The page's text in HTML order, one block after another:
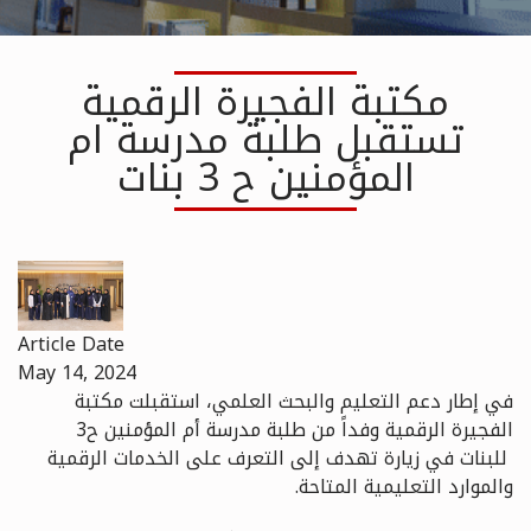
مكتبة الفجيرة الرقمية
تستقبل طلبة مدرسة ام
المؤمنين ح 3 بنات
Article Date
May 14, 2024
في إطار دعم التعليم والبحث العلمي، استقبلت مكتبة
الفجيرة الرقمية وفداً من طلبة مدرسة أم المؤمنين ح3
للبنات في زيارة تهدف إلى التعرف على الخدمات الرقمية
والموارد التعليمية المتاحة.